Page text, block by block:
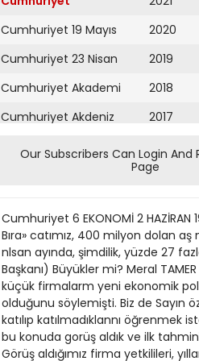
Cumhuriyet 19 Mayıs
Cumhuriyet 23 Nisan
Cumhuriyet Akademi
Cumhuriyet Akdeniz
Cumhuriyet Alışveriş
Cumhuriyet Ankara
Cumhuriyet Büyük
Taaruz
Cumhuriyet
Cumartesi
Cumhuriyet Çevre
2020
2019
2018
2017
2016
2015
2013
2012
2011
2010
2009
Our Subscribers Can Login And
Page
Cumhuriyet 6 EKONOMİ 2 HAZİRAN 1982 BCOvOMfoE GÜNÜNAfNASl Özal: Nisanda ihracat 400 milyon dolan astı Iara göre, nlsan ayında Bıra» catımız, 400 milyon dolan aş mıştır. Bu rakam 1981 yılında 316. 076 milyon dolardı. Böylece lhracatınm geçen yda göre, bn yılın nlsan ayında, şimdilik, yüzde 27 fazlauk göstermlştir» diye ko nuştu. Hangi firmalar daha fazla sıkmtıda? HALİT NARİN (TİSK Genel Başkanı) Büyükler mi? Meral TAMER aşbakan Yardımcısı Turgut Özal, Ekonomi Servisi Şefimiz Osman Ulagay'ın sorulanm yanıtlarken, küçük firmalarm yeni ekonomik politikaya daha kolay uyum sağladıklarını, yoğun sıkıntı ve darboğaz içinde olan kuruluşlann «büyükler» olduğunu söylemişti. Biz de Sayın özal'ın bu sözlerinden yola çıkarak, gerek küçük firma, gerekse büyük firma yetkililerinin bu görtişe katılıp katılmadıklannı öğrenmek istedik. Ülkemiz sanayiinin can damarı sayılan Istanbul'da Istanbul Sanayi Odası (İSO) üyesi 10 kişiden bu konuda gorüş aldık ve ilk tahminlerimizin aksine, bazı küçük firma yetkililerinin de Sayın özal'm görüşlerine katıldıklarım saptadık. Görüş aldığımız firma yetkilileri, yıllardır düşük faizll kredilerle, yani ucuz parayla çalışmaya alışmış olan «büyükler»in bugün gerçekten büyük finansman sorunlarıyla karşı karşıya bulunduklan, buna karşılık pek f az la kredi kullanma olanağı öteden berl zaten bulunmayan, bankalann desteklemediğl küçük sanayicilerin, büyükler kadar zorlanmadıklan görüşünde birleştiler. Bu araştırmayı, farklı sonuçlann çıkabileceği daha küçük firmalann düzeyinde de sürdüreceğimizi belirttikten sonra, ÎSO meclis üyelerinden aldığımız görüşleri aşagıda sunuyoruz: Küçükler mi? «Küçükler seslerini duyuramadıkları için büyükler daha fazla sıkmtıda zannediliyor» uyuk başm derdf de buyüktur. derler. Bü yuklerin hareket ka bilıyeti kuçuklere oranla daha sınırhdır, yeni gelişmelere daha zor uyum gösterebılirler. Ama, buradan yola çıkıp ta, «benim getirdiğim ekonomik sistem doğrudur. Büyüklerin ya pısı sakattır» demek yanlış olur. Bana sorarsanız kuçukler gerektiği gibi seslerini duyuramıyorlar. Turgut bey belki o nedenle, onları uyum gosteriyorlar zannediyordur. ANKARA (a.a.) Devlet Bakanı Başbakan Yardımcıs ı Turgut Özal, nlsan ayında ihracatın 400 milyon doten aştığını söyledi. özal yaptığı açıklamada, «ihracat verilerinin tsmaıtunın henfiz Ankara'ya intikal etmedlğlnl» bildirdl. «Ancak ellmizdekl rakam I Turgut Özal, «küçük firmalar yeni ekonomik politikaya daha kolay uyum gösterdi. Asıl sıkmtıda olanlar büyükler» diyor. Ya sanayîciler ne dîyor?.. «Büyük işletmelerin sıkıntılarını